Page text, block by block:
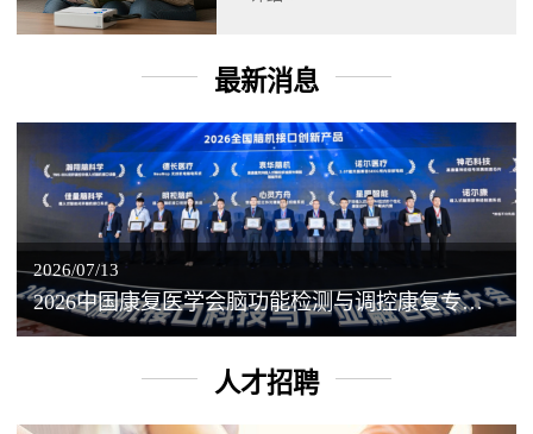
最新消息
2026/07/13
2026中国康复医学会脑功能检测与调控康复专业委员会学术年会丨脑客中国：脑机接口——EEG驱动TMS闭环调控工作坊
人才招聘